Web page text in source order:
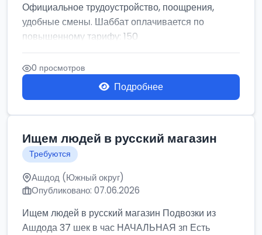
Официальное трудоустройство, поощрения,
удобные смены. Шаббат оплачивается по
повышенному тарифу: 150
0 просмотров
Подробнее
Ищем людей в русский магазин
Требуются
Ашдод (Южный округ)
Опубликовано: 07.06.2026
Ищем людей в русский магазин Подвозки из
Ашдода 37 шек в час НАЧАЛЬНАЯ зп Есть